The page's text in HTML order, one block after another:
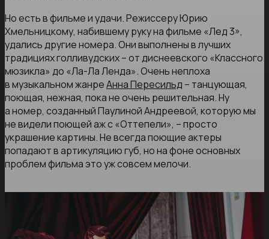
Но есть в фильме и удачи. Режиссеру Юрию
Хмельницкому, набившему руку на фильме «Лед 3»,
удались другие номера. Они выполнены в лучших
традициях голливудских – от диснеевского «Классного
мюзикла» до «Ла-Ла Ленда». Очень неплоха
в музыкальном жанреАнна Пересильд – танцующая,
поющая, нежная, пока не очень решительная. Ну
а номер, созданный Паулиной Андреевой, которую мы
не видели поющей аж с «Оттепели», – просто
украшение картины. Не всегда поющие актеры
попадают в артикуляцию губ, но на фоне основных
проблем фильма это уж совсем мелочи.